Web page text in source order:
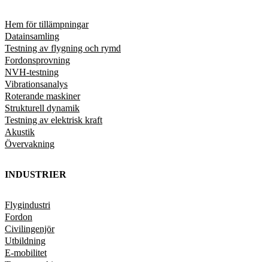
Hem för tillämpningar
Datainsamling
Testning av flygning och rymd
Fordonsprovning
NVH-testning
Vibrationsanalys
Roterande maskiner
Strukturell dynamik
Testning av elektrisk kraft
Akustik
Övervakning
INDUSTRIER
Flygindustri
Fordon
Civilingenjör
Utbildning
E-mobilitet